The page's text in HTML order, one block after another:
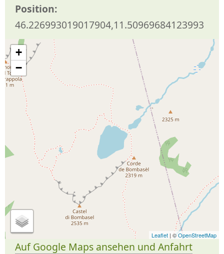
Position:
46.226993019017904,11.50969684123993
+
−
Leaflet | ©OpenStreetMap
Auf Google Maps ansehen und Anfahrt